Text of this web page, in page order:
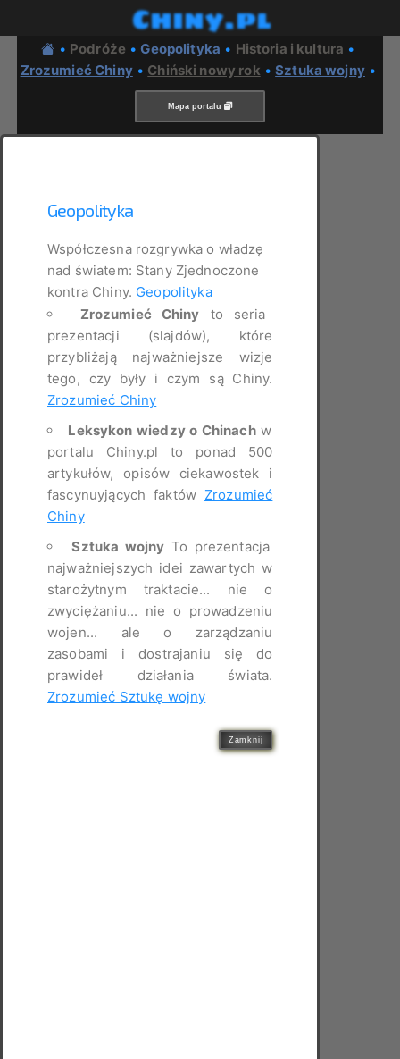
Chiny.pl
• Podróże •Geopolityka • Historia i kultura •
Zrozumieć Chiny• Chiński nowy rok •Sztuka wojny•
Mapa portalu
Geopolityka
Współczesna rozgrywka o władzę
nad światem: Stany Zjednoczone
kontra Chiny. Geopolityka
Zrozumieć Chiny to seria
prezentacji (slajdów), które
przybliżają najważniejsze wizje
tego, czy były i czym są Chiny.
Zrozumieć Chiny
Leksykon wiedzy o Chinachw
portalu Chiny.pl to ponad 500
artykułów, opisów ciekawostek i
fascynuyjących faktów Zrozumieć
Chiny
Sztuka wojny To prezentacja
najważniejszych idei zawartych w
starożytnym traktacie... nie o
zwyciężaniu... nie o prowadzeniu
wojen... ale o zarządzaniu
zasobami i dostrajaniu się do
prawideł działania świata.
Zrozumieć Sztukę wojny
Zamknij